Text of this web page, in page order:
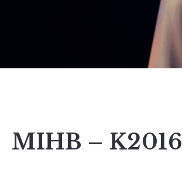
MIHB – K2016